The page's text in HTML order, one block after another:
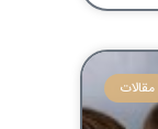
مقالات